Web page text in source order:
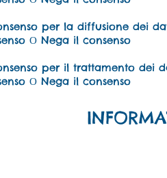
per la diffusione dei
Ο Nega il consenso
per il trattamento dei
Ο Nega il consenso